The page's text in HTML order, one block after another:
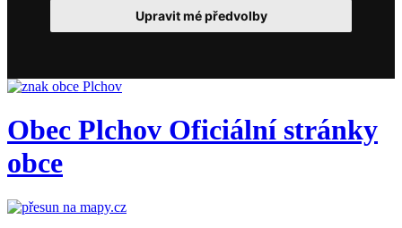
Upravit mé předvolby
Obec Plchov Oficiální stránky
obce